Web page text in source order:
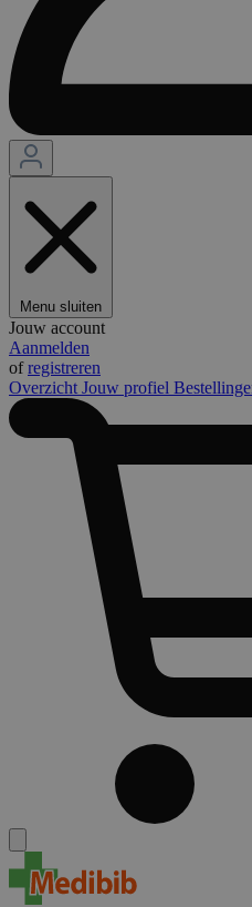
Menu sluiten
Jouw account
Aanmelden
ofregistreren
Overzicht Jouw profiel